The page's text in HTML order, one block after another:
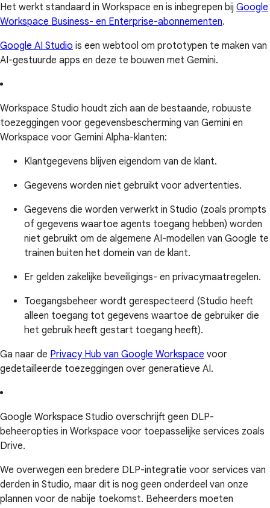
Het werkt standaard in Workspace en is inbegrepen bij Google
Workspace Business- en Enterprise-abonnementen.
Google AI Studio is een webtool om prototypen te maken van
AI-gestuurde apps en deze te bouwen met Gemini.
Workspace Studio houdt zich aan de bestaande, robuuste
toezeggingen voor gegevensbescherming van Gemini en
Workspace voor Gemini Alpha-klanten:
Klantgegevens blijven eigendom van de klant.
Gegevens worden niet gebruikt voor advertenties.
Gegevens die worden verwerkt in Studio (zoals prompts
of gegevens waartoe agents toegang hebben) worden
niet gebruikt om de algemene AI-modellen van Google te
trainen buiten het domein van de klant.
Er gelden zakelijke beveiligings- en privacymaatregelen.
Toegangsbeheer wordt gerespecteerd (Studio heeft
alleen toegang tot gegevens waartoe de gebruiker die
het gebruik heeft gestart toegang heeft).
Ga naar de Privacy Hub van Google Workspace voor
gedetailleerde toezeggingen over generatieve AI.
Google Workspace Studio overschrijft geen DLP-
beheeropties in Workspace voor toepasselijke services zoals
Drive.
We overwegen een bredere DLP-integratie voor services van
derden in Studio, maar dit is nog geen onderdeel van onze
plannen voor de nabije toekomst. Beheerders moeten